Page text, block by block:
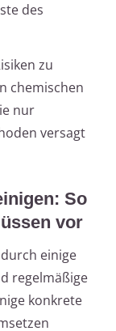
des
zu
chemischen
nur
versagt
So
vor
einige
regelmäßige
konkrete